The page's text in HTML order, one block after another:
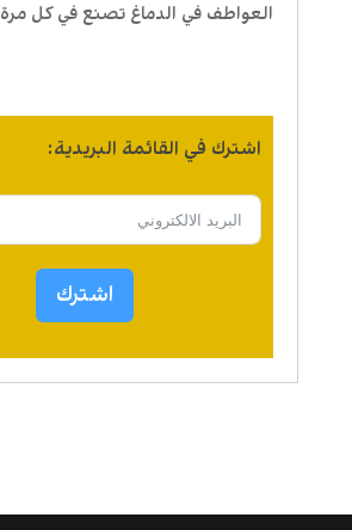
العواطف في الدماغ تصنع في كل مرة
اشترك في القائمة البريدية:
اشترك